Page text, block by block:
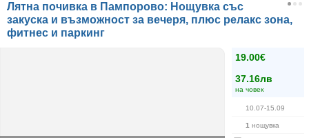
Лятна почивка в Пампорово: Нощувка със
закуска и възможност за вечеря, плюс релакс зона,
фитнес и паркинг
19.00€
37.16лв
на човек
10.07-15.09
1 нощувка